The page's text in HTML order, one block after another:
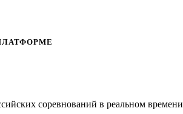
соревнований в реальном времени